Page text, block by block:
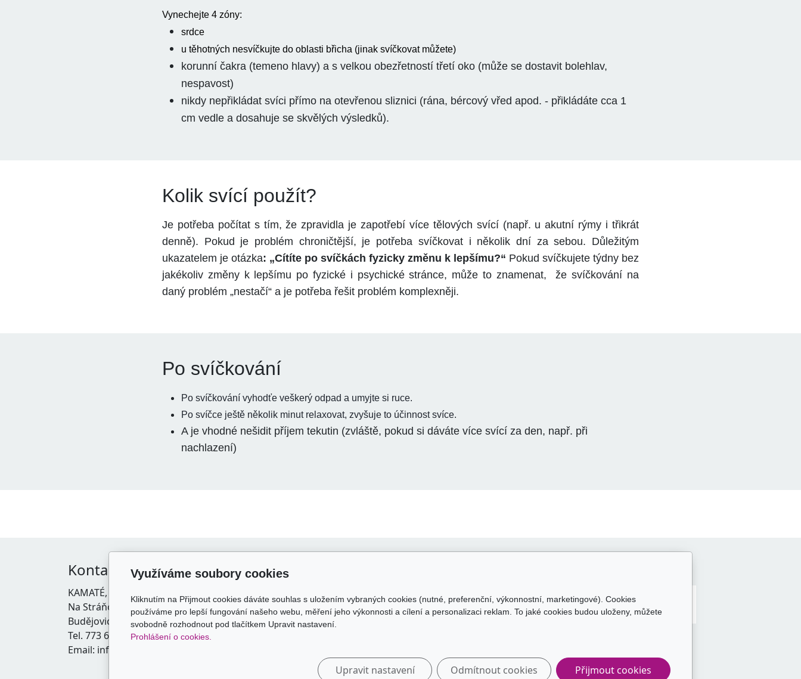
Vynechejte 4 zóny:
srdce
u těhotných nesvíčkujte do oblasti břicha (jinak svíčkovat můžete)
korunní čakra (temeno hlavy) a s velkou obezřetností třetí oko (může se dostavit bolehlav,
nespavost)
nikdy nepřikládat svíci přímo na otevřenou sliznici (rána, bércový vřed apod. - přikládáte cca 1
cm vedle a dosahuje se skvělých výsledků).
Kolik svící použít?
Je potřeba počítat s tím, že zpravidla je zapotřebí více tělových svící (např. u akutní rýmy i třikrát
denně). Pokud je problém chroničtější, je potřeba svíčkovat i několik dní za sebou. Důležitým
ukazatelem je otázka: „Cítíte po svíčkách fyzicky změnu k lepšímu?“ Pokud svíčkujete týdny bez
jakékoliv změny k lepšímu po fyzické i psychické stránce, může to znamenat,
že svíčkování na
daný problém „nestačí“ a je potřeba řešit problém komplexněji.
Po svíčkování
Po svíčkování vyhodťe veškerý odpad a umyjte si ruce.
Po svíčce ještě několik minut relaxovat, zvyšuje to účinnost svíce.
A je vhodné nešidit příjem tekutin (zvláště, pokud si dáváte více svící za den, např. při
nachlazení)
Kontakt
KAMATÉ, s.r.o.
Na Stráňce 1798/23, České
Budějovice 370 05
Tel. 773 669 687
Email: info@kamate.cz
Vše o nákupu
Zásady zpracování osobních údajů
Doprava a platba
skolakamate.online
Využíváme soubory cookies
Kliknutím na Přijmout cookies dáváte souhlas s uložením vybraných cookies (nutné, preferenční, výkonnostní, marketingové). Cookies
používáme pro lepší fungování našeho webu, měření jeho výkonnosti a cílení a personalizaci reklam. To jaké cookies budou uloženy, můžete
svobodně rozhodnout pod tlačítkem Upravit nastavení.
Prohlášení o cookies.
Upravit nastavení Odmítnout cookies Přijmout cookies